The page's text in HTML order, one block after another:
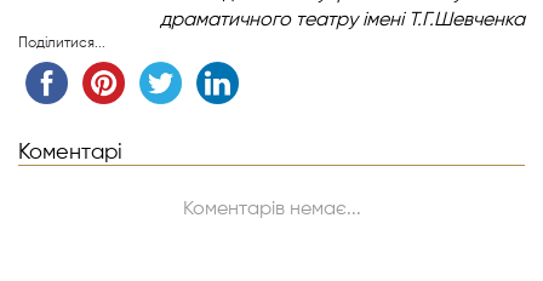
драматичного театру імені Т.Г.Шевченка
Поділитися...
Коментарі
Коментарів немає...